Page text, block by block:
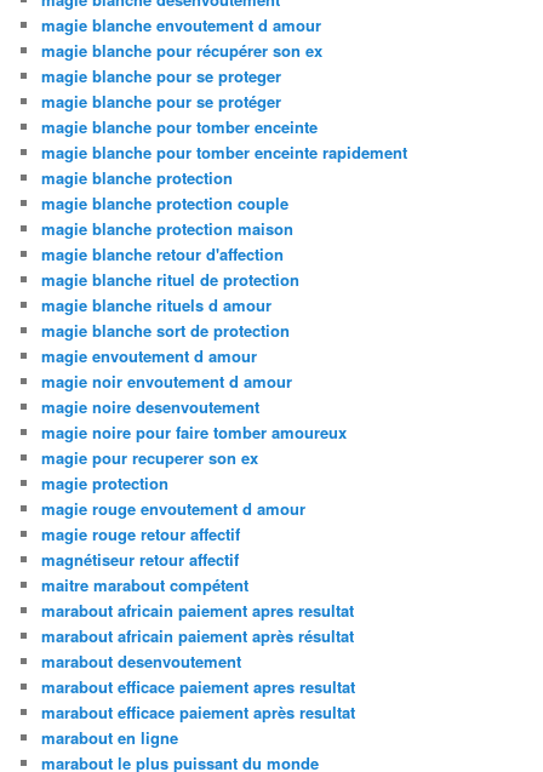
magie blanche envoutement d amour
magie blanche pour récupérer son ex
magie blanche pour se proteger
magie blanche pour se protéger
magie blanche pour tomber enceinte
magie blanche pour tomber enceinte rapidement
magie blanche protection
magie blanche protection couple
magie blanche protection maison
magie blanche retour d'affection
magie blanche rituel de protection
magie blanche rituels d amour
magie blanche sort de protection
magie envoutement d amour
magie noir envoutement d amour
magie noire desenvoutement
magie noire pour faire tomber amoureux
magie pour recuperer son ex
magie protection
magie rouge envoutement d amour
magie rouge retour affectif
magnétiseur retour affectif
maitre marabout compétent
marabout africain paiement apres resultat
marabout africain paiement après résultat
marabout desenvoutement
marabout efficace paiement apres resultat
marabout efficace paiement après resultat
marabout en ligne
marabout le plus puissant du monde